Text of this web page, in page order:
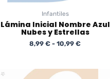
Infantiles
Lámina Inicial Nombre Azul
Nubes y Estrellas
8,99 € - 10,99 €